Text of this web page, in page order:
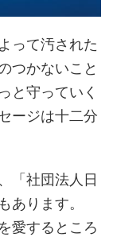
って汚された
つかないこと
と守っていく
ージは十二分
「社団法人日
あります。
愛するところ